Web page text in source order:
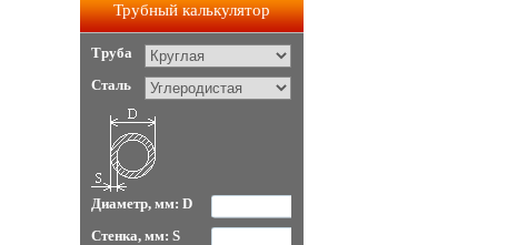
Трубный калькулятор
Труба
Сталь
Диаметр, мм: D
Стенка, мм: S